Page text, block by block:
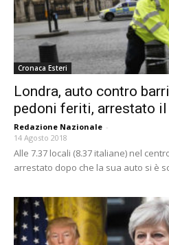
Cronaca Esteri
Londra, auto contro
pedoni feriti, arrestato
Redazione Nazionale -
14 Agosto 2018
Alle 7.37 locali (8.37 italiane) nel
arrestato dopo che la sua auto si è